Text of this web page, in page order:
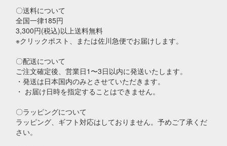
〇送料について
全国一律185円
3,300円(税込)以上送料無料
※クリックポスト、または佐川急便でお届けします。
〇配送について
ご注文確定後、営業日1〜3日以内に発送いたします。
・発送は日本国内のみとさせていただきます。
・ お届け日時を指定することはできません。
〇ラッピングについて
ラッピング、ギフト対応はしておりません。予めご了承くだ
さい。